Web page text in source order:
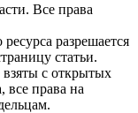
Все права
разрешается
статьи.
с открытых
все права на